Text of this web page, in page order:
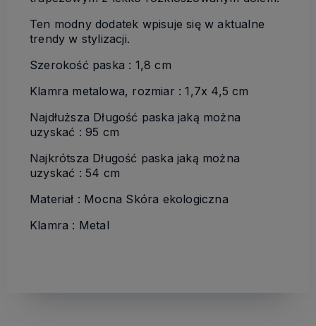
Ten modny dodatek wpisuje się w aktualne
trendy w stylizacji.
Szerokość paska : 1,8 cm
Klamra metalowa, rozmiar : 1,7x 4,5 cm
Najdłuższa Długość paska jaką można
uzyskać : 95 cm
Najkrótsza Długość paska jaką można
uzyskać : 54 cm
Materiał : Mocna Skóra ekologiczna
Klamra : Metal